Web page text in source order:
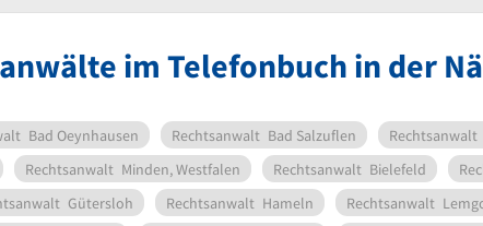
im Telefonbuch in der
Bad Oeynhausen Rechtsanwalt Bad Salzuflen Rechtsanwalt
Rechtsanwalt Minden, Westfalen Rechtsanwalt Bielefeld
Gütersloh Rechtsanwalt Hameln Rechtsanwalt